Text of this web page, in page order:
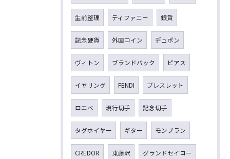
生前整理 ティファニー 銀貨
記念硬貨 外国コイン デュポン
ヴィトン ブランドバック ピアス
イヤリング FENDI ブレスレット
ロエベ 現行切手 記念切手
タグホイヤー ギター モンブラン
CREDOR 東藤沢 グランドセイコー